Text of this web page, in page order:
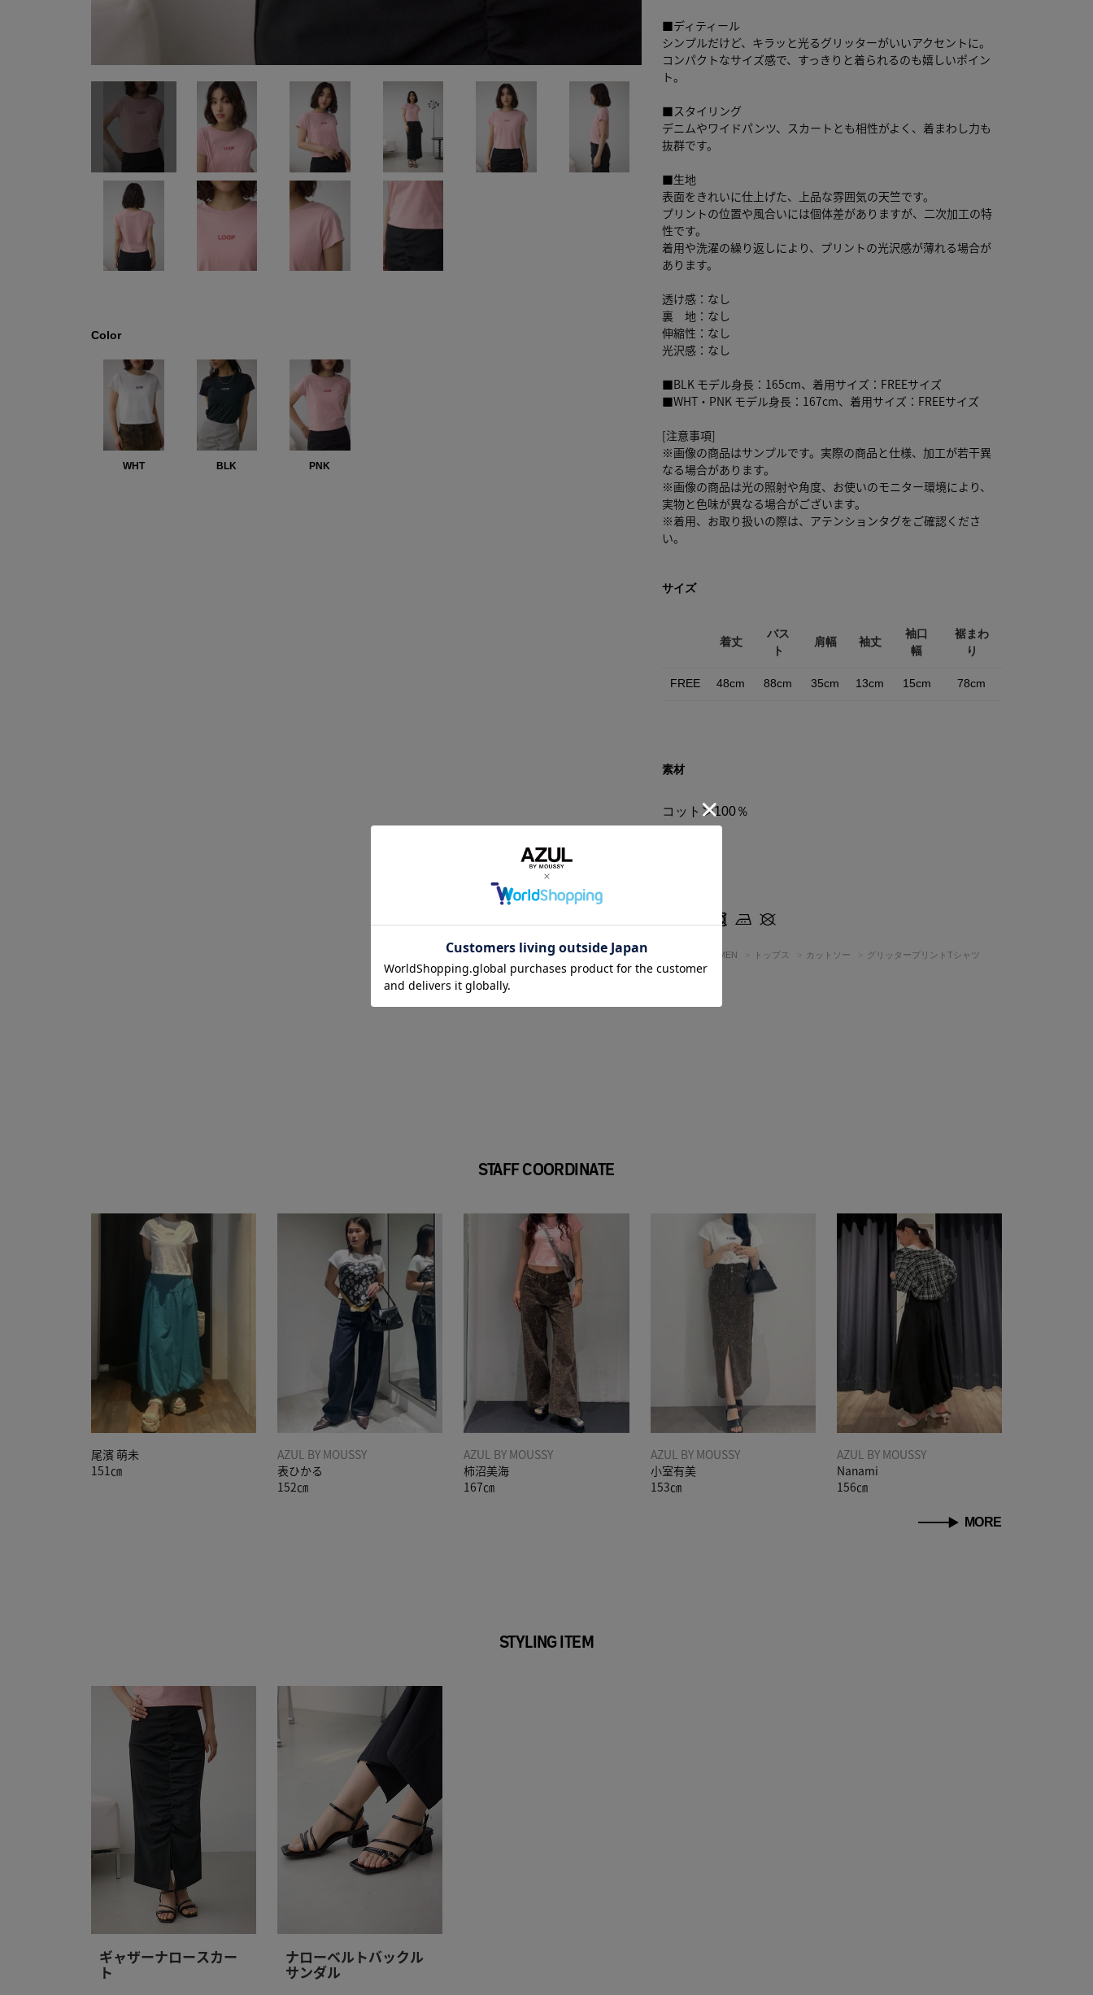
Color
WHT BLK PNK
■ディティール
シンプルだけど、キラッと光るグリッターがいいアクセントに。
コンパクトなサイズ感で、すっきりと着られるのも嬉しいポイン
ト。
■スタイリング
デニムやワイドパンツ、スカートとも相性がよく、着まわし力も
抜群です。
■生地
表面をきれいに仕上げた、上品な雰囲気の天竺です。
プリントの位置や風合いには個体差がありますが、二次加工の特
性です。
着用や洗濯の繰り返しにより、プリントの光沢感が薄れる場合が
あります。
透け感：なし
裏 地：なし
伸縮性：なし
光沢感：なし
■BLK モデル身長：165cm、着用サイズ：FREEサイズ
■WHT・PNK モデル身長：167cm、着用サイズ：FREEサイズ
[注意事項]
※画像の商品はサンプルです。実際の商品と仕様、加工が若干異
なる場合があります。
※画像の商品は光の照射や角度、お使いのモニター環境により、
実物と色味が異なる場合がございます。
※着用、お取り扱いの際は、アテンションタグをご確認くださ
い。
サイズ
着丈
バス
ト
肩幅 袖丈
袖口
幅
裾まわ
り
FREE 48cm 88cm 35cm 13cm 15cm 78cm
素材
コットン100％
WOMEN トップス カットソー グリッタープリントTシャツ
STAFF COORDINATE
尾濱 萌未
151㎝
AZUL BY MOUSSY
表ひかる
152㎝
AZUL BY MOUSSY
柿沼美海
167㎝
AZUL BY MOUSSY
小室有美
153㎝
AZUL BY MOUSSY
Nanami
156㎝
MORE
STYLING ITEM
ギャザーナロースカー
ト
ナローベルトバックル
サンダル